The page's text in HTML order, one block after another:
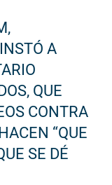
A
QUE
CONTRA
“QUE
SE DÉ